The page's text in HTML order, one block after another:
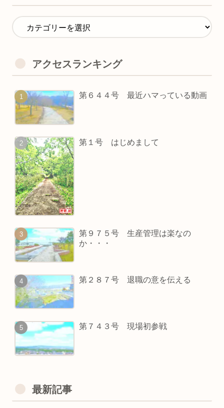
アクセスランキング
第６４４号 最近ハマっている動画
第１号 はじめまして
第９７５号 生産管理は楽なの
か・・・
第２８７号 退職の意を伝える
第７４３号 現場初参戦
最新記事